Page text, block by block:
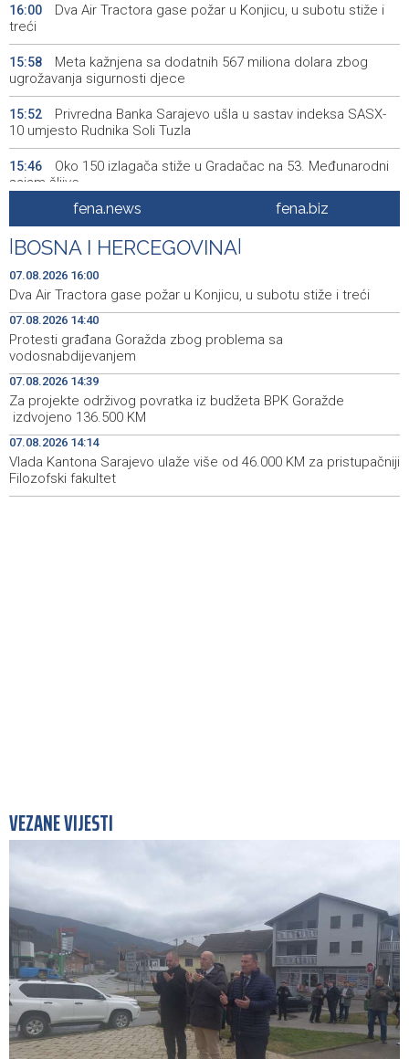
16:00
Dva Air Tractora gase požar u Konjicu, u subotu stiže i
treći
15:58
Meta kažnjena sa dodatnih 567 miliona dolara zbog
ugrožavanja sigurnosti djece
15:52
Privredna Banka Sarajevo ušla u sastav indeksa SASX-
10 umjesto Rudnika Soli Tuzla
15:46
Oko 150 izlagača stiže u Gradačac na 53. Međunarodni
sajam šljive
Španija postavila ultimatum Italiji da ukine granične
kontrole
15:42
Goražde residents protest over repeated water
outages
15:31
Dani dijaspore Travnik 2026: Održan susret
gospodarstvenika
15:27 Priopćenje za javnost Naše stranke Mostar
15:25 Na Sarajevskoj berzi sedmični promet 993.831 KM
15:19 U Cazinu otvorena izložba 50 plakata bh. filmova
fena.news fena.biz
BOSNA I HERCEGOVINA
07.08.2026 16:00
Dva Air Tractora gase požar u Konjicu, u subotu stiže i treći
07.08.2026 14:40
Protesti građana Goražda zbog problema sa
vodosnabdijevanjem
07.08.2026 14:39
Za projekte održivog povratka iz budžeta BPK Goražde
izdvojeno 136.500 KM
07.08.2026 14:14
Vlada Kantona Sarajevo ulaže više od 46.000 KM za pristupačniji
Filozofski fakultet
VEZANE VIJESTI